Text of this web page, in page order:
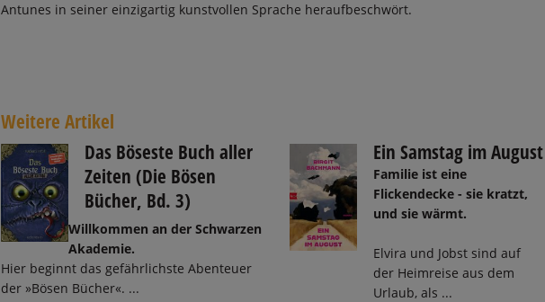
Antunes in seiner einzigartig kunstvollen Sprache heraufbeschwört.
Weitere Artikel
Das Böseste Buch aller
Zeiten (Die Bösen
Bücher, Bd. 3)
Willkommen an der Schwarzen
Akademie.
Hier beginnt das gefährlichste Abenteuer
der »Bösen Bücher«. ...
Ein Samstag im August
Familie ist eine
Flickendecke - sie kratzt,
und sie wärmt.
Elvira und Jobst sind auf
der Heimreise aus dem
Urlaub, als ...